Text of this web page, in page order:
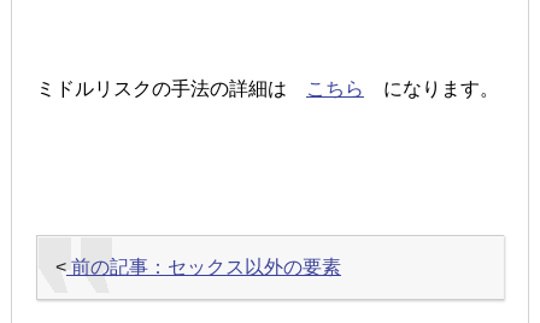
ミドルリスクの手法の詳細は こちら になります。
<前の記事：セックス以外の要素